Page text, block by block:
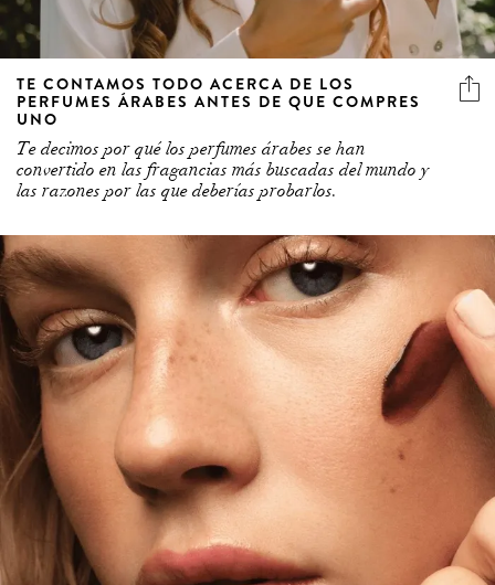
TE CONTAMOS TODO ACERCA DE LOS
PERFUMES ÁRABES ANTES DE QUE COMPRES
UNO
Te decimos por qué los perfumes árabes se han
convertido en las fragancias más buscadas del mundo y
las razones por las que deberías probarlos.